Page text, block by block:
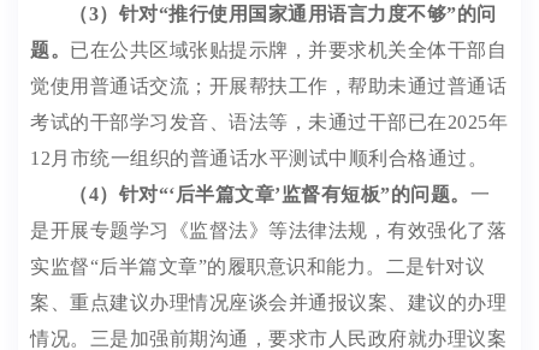
（3）针对“推行使用国家通用语言力度不够”的问
题。 已在公共区域张贴提示牌，并要求机关全体干部自
觉使用普通话交流；开展帮扶工作，帮助未通过普通话
考试的干部学习发音、语法等，未通过干部已在2025年
12 月市统一组织的普通话水平测试中顺利合格通过。
（4）针对“‘后半篇文章’监督有短板”的问题。 一
是开展专题学习《监督法》等法律法规，有效强化了落
实监督“后半篇文章”的履职意识和能力。二是针对议
案、重点建议办理情况座谈会并通报议案、建议的办理
情况。三是加强前期沟通，要求市人民政府就办理议案